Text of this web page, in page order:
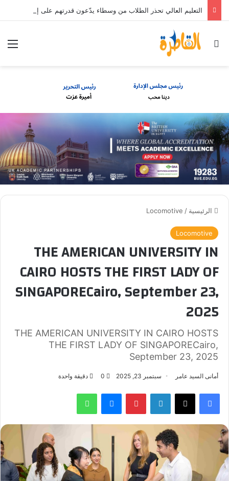
بحث عن
الرئيسية /
Locomotive
Locomotive
THE AMERICAN UNIVERSITY IN
CAIRO HOSTS THE FIRST LADY OF
SINGAPORECairo, September 23,
2025
THE AMERICAN UNIVERSITY IN CAIRO HOSTS
THE FIRST LADY OF SINGAPORECairo,
September 23, 2025
أمانى السيد عامر سبتمبر 23, 2025 0 دقيقة واحدة
فيسبوك ‫X لينكدإن بينتيريستماسنجر واتساب